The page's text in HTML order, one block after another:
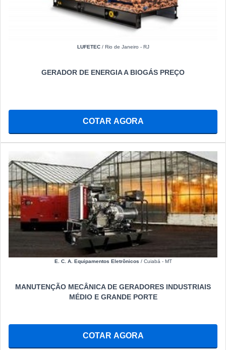
LUFETEC/ Rio de Janeiro - RJ
GERADOR DE ENERGIA A BIOGÁS PREÇO
COTAR AGORA
E. C. A. Equipamentos Eletrônicos / Cuiabá - MT
MANUTENÇÃO MECÂNICA DE GERADORES INDUSTRIAIS
MÉDIO E GRANDE PORTE
COTAR AGORA